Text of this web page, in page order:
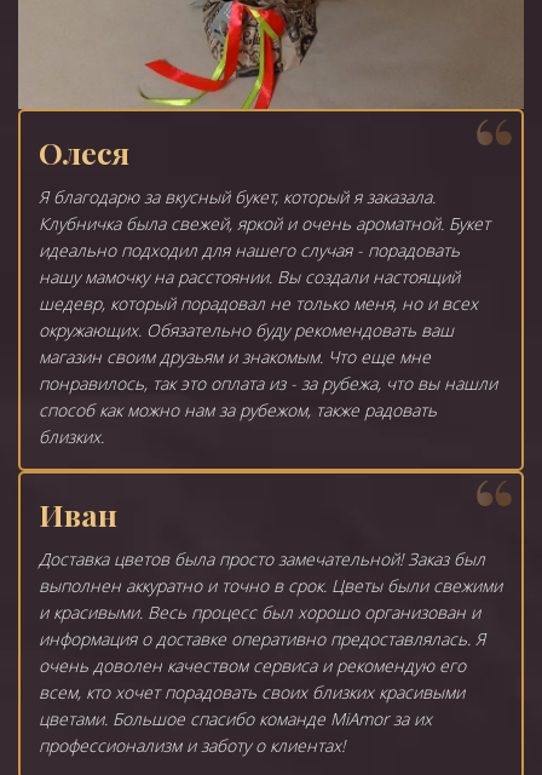
Олеся
Я благодарю за вкусный букет, который я заказала.
Клубничка была свежей, яркой и очень ароматной. Букет
идеально подходил для нашего случая - порадовать
нашу мамочку на расстоянии. Вы создали настоящий
шедевр, который порадовал не только меня, но и всех
окружающих. Обязательно буду рекомендовать ваш
магазин своим друзьям и знакомым. Что еще мне
понравилось, так это оплата из - за рубежа, что вы нашли
способ как можно нам за рубежом, также радовать
близких.
Иван
Доставка цветов была просто замечательной! Заказ был
выполнен аккуратно и точно в срок. Цветы были свежими
и красивыми. Весь процесс был хорошо организован и
информация о доставке оперативно предоставлялась. Я
очень доволен качеством сервиса и рекомендую его
всем, кто хочет порадовать своих близких красивыми
цветами. Большое спасибо команде MiAmor за их
профессионализм и заботу о клиентах!